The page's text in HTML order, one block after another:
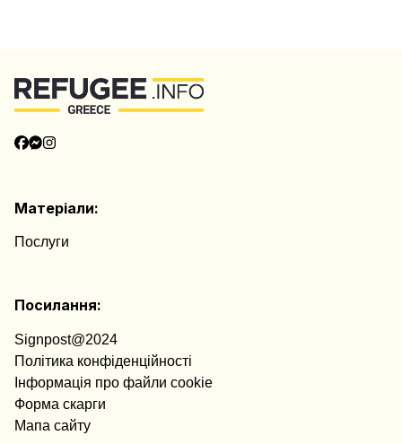
Матеріали:
Послуги
Посилання:
Signpost@2024
Політика конфіденційності
Інформація про файли cookie
Форма скарги
Мапа сайту